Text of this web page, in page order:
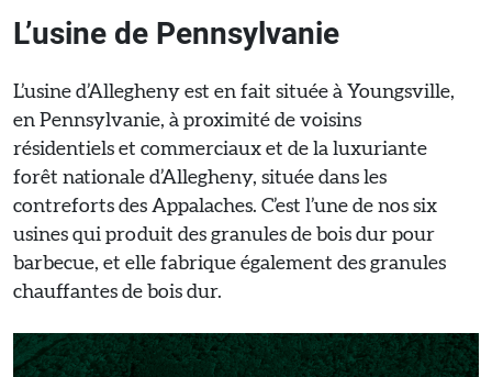
L’usine de Pennsylvanie
L’usine d’Allegheny est en fait située à Youngsville,
en Pennsylvanie, à proximité de voisins
résidentiels et commerciaux et de la luxuriante
forêt nationale d’Allegheny, située dans les
contreforts des Appalaches. C’est l’une de nos six
usines qui produit des granules de bois dur pour
barbecue, et elle fabrique également des granules
chauffantes de bois dur.